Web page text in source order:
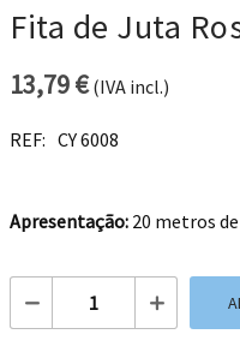
Fita de Juta
13,79€(IVA incl.)
REF: CY 6008
Apresentação: 20 metros
Quantidade de Fita de